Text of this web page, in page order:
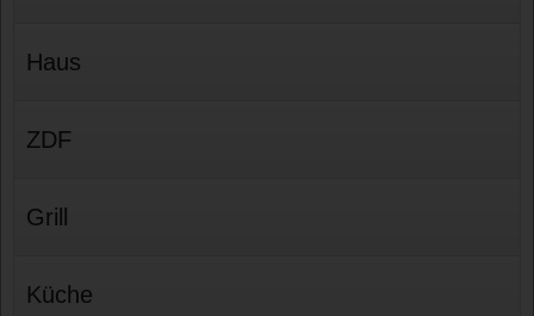
Haus
ZDF
Grill
Küche